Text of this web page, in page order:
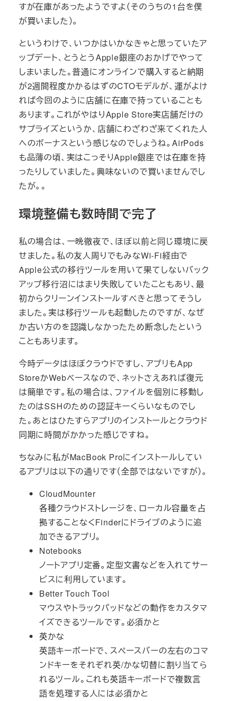
すが在庫があったようですよ（そのうちの1台を僕
が買いました）。
というわけで、いつかはいかなきゃと思っていたア
ップデート、とうとうApple銀座のおかげでやって
しまいました。普通にオンラインで購入すると納期
が2週間程度かかるはずのCTOモデルが、運がよけ
れば今回のように店舗に在庫で持っていることも
あります。これがやはりApple Store実店舗だけの
サプライズというか、店舗にわざわざ来てくれた人
へのボーナスという感じなのでしょうね。AirPods
も品薄の頃、実はこっそりApple銀座では在庫を持
ったりしていました。興味ないので買いませんでし
たが。。
環境整備も数時間で完了
私の場合は、一晩徹夜で、ほぼ以前と同じ環境に戻
せました。私の友人周りでもみなWi-Fi経由で
Apple公式の移行ツールを用いて果てしないバック
アップ移行沼にはまり失敗していたこともあり、最
初からクリーンインストールすべきと思ってそうし
ました。実は移行ツールも起動したのですが、なぜ
か古い方のを認識しなかったため断念したという
こともあります。
今時データはほぼクラウドですし、アプリもApp
StoreかWebベースなので、ネットさえあれば復元
は簡単です。私の場合は、ファイルを個別に移動し
たのはSSHのための認証キーくらいなものでし
た。あとはひたすらアプリのインストールとクラウド
同期に時間がかかった感じですね。
ちなみに私がMacBook Proにインストールしてい
るアプリは以下の通りです（全部ではないですが）。
CloudMounter
各種クラウドストレージを、ローカル容量を占
拠することなくFinderにドライブのように追
加できるアプリ。
Notebooks
ノートアプリ定番。定型文書などを入れてサー
ビスに利用しています。
Better Touch Tool
マウスやトラックパッドなどの動作をカスタマ
イズできるツールです。必須かと
英かな
英語キーボードで、スペースバーの左右のコマ
ンドキーをそれぞれ英/かな切替に割り当てら
れるツール。これも英語キーボードで複数言
語を処理する人には必須かと